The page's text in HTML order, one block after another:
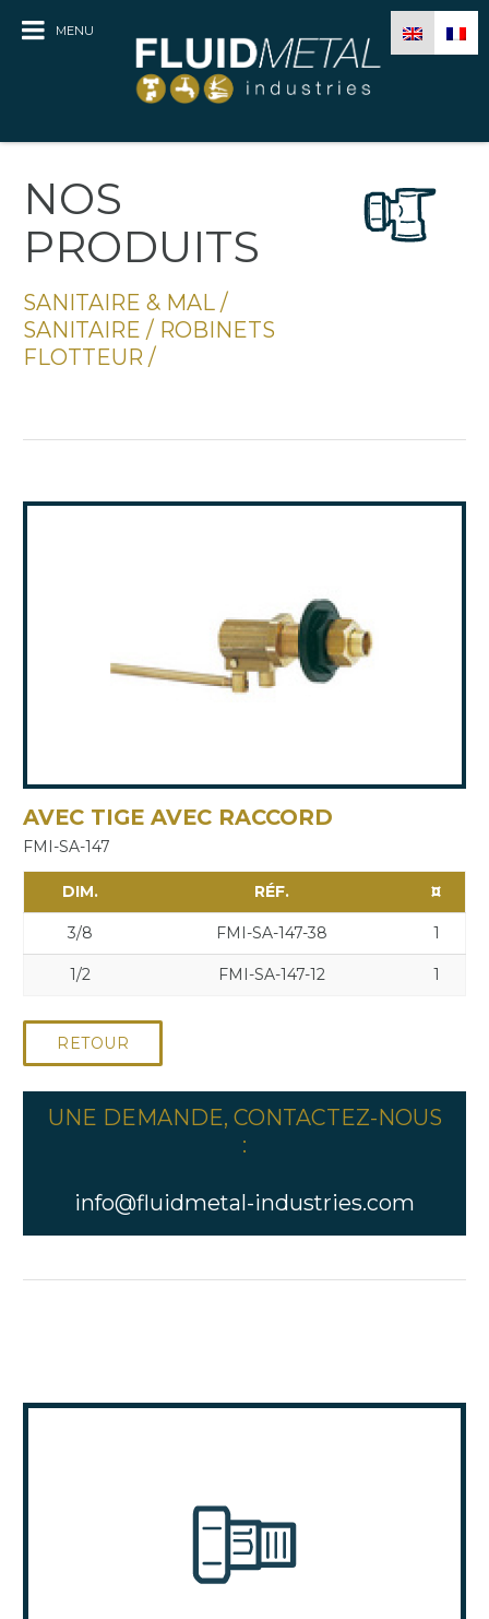
MENU
NOS
PRODUITS
SANITAIRE & MAL /
SANITAIRE / ROBINETS
FLOTTEUR /
AVEC TIGE AVEC RACCORD
FMI-SA-147
DIM. RÉF. ¤
3/8 FMI-SA-147-38 1
1/2 FMI-SA-147-12 1
RETOUR
UNE DEMANDE, CONTACTEZ-NOUS
:
info@fluidmetal-industries.com